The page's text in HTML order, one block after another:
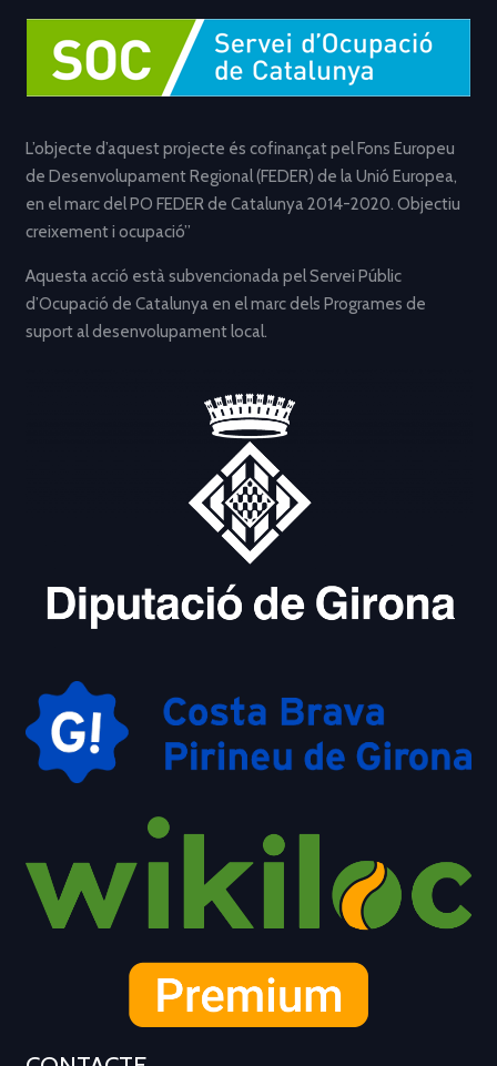
L’objecte d’aquest projecte és cofinançat pel Fons Europeu
de Desenvolupament Regional (FEDER) de la Unió Europea,
en el marc del PO FEDER de Catalunya 2014-2020. Objectiu
creixement i ocupació”
Aquesta acció està subvencionada pel Servei Públic
d’Ocupació de Catalunya en el marc dels Programes de
suport al desenvolupament local.